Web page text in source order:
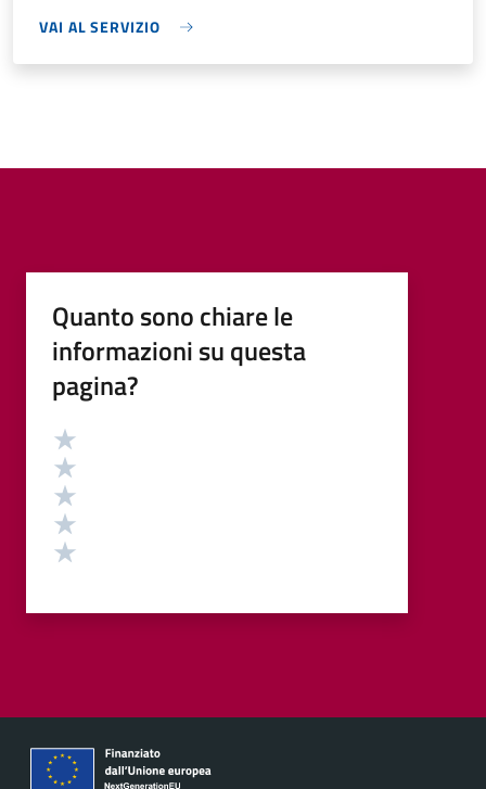
VAI AL SERVIZIO
Quanto sono chiare le
informazioni su questa
pagina?
Valutazione